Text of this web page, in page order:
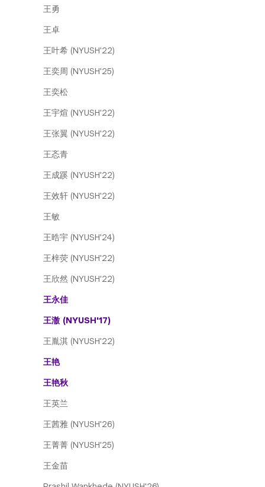
王勇
王卓
王叶希 (NYUSH'22)
王奕周 (NYUSH'25)
王奕松
王宇煊 (NYUSH'22)
王张翼 (NYUSH'22)
王忞青
王成蹊 (NYUSH'22)
王效轩 (NYUSH'22)
王敏
王晧宇 (NYUSH'24)
王梓荧 (NYUSH'22)
王欣然 (NYUSH'22)
王永佳
王澈 (NYUSH'17)
王胤淇 (NYUSH'22)
王艳
王艳秋
王英兰
王茜雅 (NYUSH'26)
王菁菁 (NYUSH'25)
王金苗